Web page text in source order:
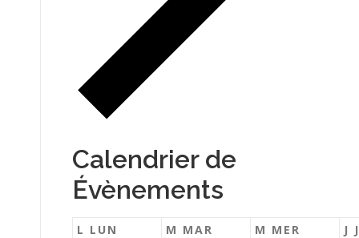
Calendrier de
Évènements
L LUN M MAR M MER J